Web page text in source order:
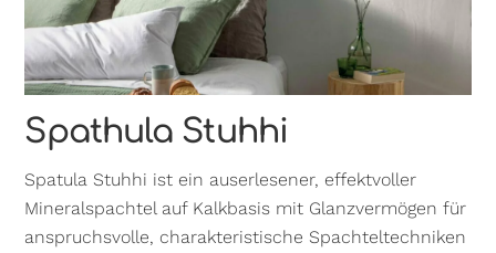
Spathula Stuhhi
Spatula Stuhhi ist ein auserlesener, effektvoller
Mineralspachtel auf Kalkbasis mit Glanzvermögen für
anspruchsvolle, charakteristische Spachteltechniken